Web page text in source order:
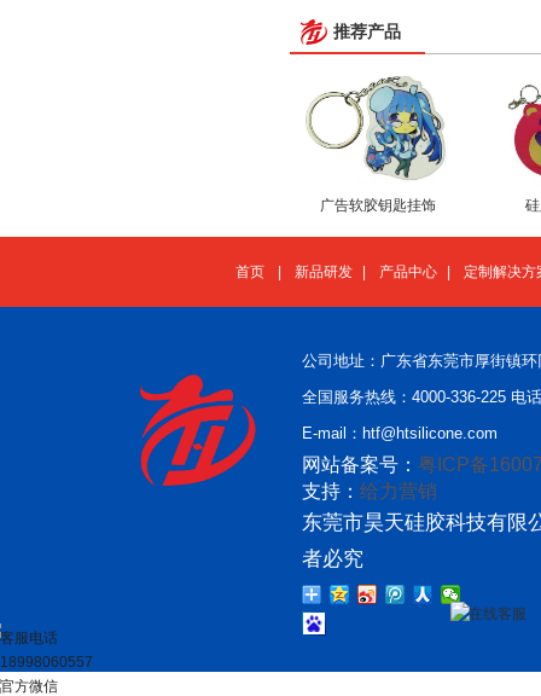
推荐产品
广告软胶钥匙挂饰
首页 新品研发 产品中心 定制解决方
公司地址：广东省东莞市厚街镇
全国服务热线：4000-336-225 电
E-mail：htf@htsilicone.com
网站备案号： 粤ICP备
支持： 给力营销
东莞市昊天硅胶科技有限
者必究
在线客服
客服电话
18998060557
官方微信